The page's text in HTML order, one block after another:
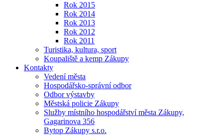
Rok 2015
Rok 2014
Rok 2013
Rok 2012
Rok 2011
Turistika, kultura, sport
Koupaliště a kemp Zákupy
Kontakty
Vedení města
Hospodářsko-správní odbor
Odbor výstavby
Městská policie Zákupy
Služby místního hospodářství města Zákupy,
Gagarinova 356
Bytop Zákupy s.r.o.